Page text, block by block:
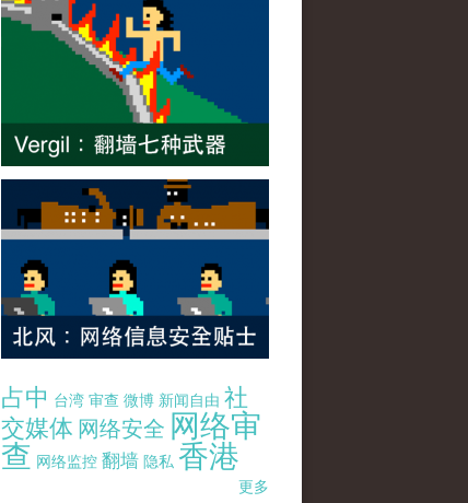
占中 台湾 审查 微博 新闻自由 社
交媒体 网络安全 网络审
查 网络监控 翻墙 隐私 香港
更多